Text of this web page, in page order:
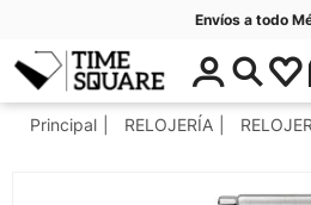
Envíos a todo
Timesquare
.
Principal RELOJERÍA